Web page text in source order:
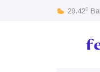
29.42c